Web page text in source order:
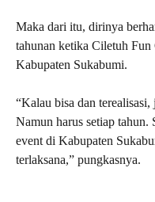
Maka dari itu, dirinya
tahunan ketika Ciletuh Fun
Kabupaten Sukabumi.
“Kalau bisa dan
Namun harus setiap tahun.
event di Kabupaten
terlaksana,” pungkasnya.